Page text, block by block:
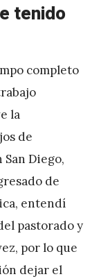
tenido
completo
la
de
Diego,
de
entendí
pastorado y
por lo que
dejar el